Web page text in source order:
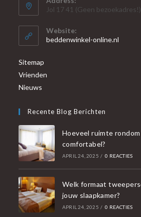
Jol 17 41 (Geen bezoekadres!)
Website:
beddenwinkel-online.nl
Sitemap
Vrienden
Nieuws
Recente Blog Berichten
Hoeveel ruimte rondom
comfortabel?
APRIL 24, 2025 / 0 REACTIES
Welk formaat
jouw slaapkamer?
APRIL 24, 2025 / 0 REACTIES